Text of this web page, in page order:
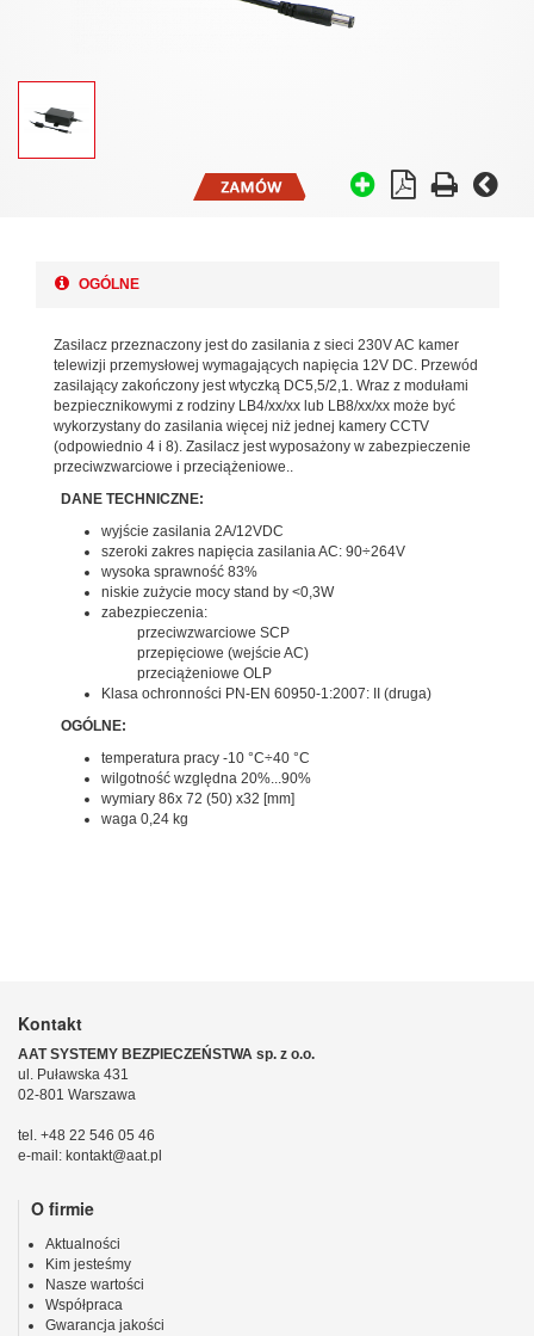
OGÓLNE
Zasilacz przeznaczony jest do zasilania z sieci 230V AC kamer
telewizji przemysłowej wymagających napięcia 12V DC. Przewód
zasilający zakończony jest wtyczką DC5,5/2,1. Wraz z modułami
bezpiecznikowymi z rodziny LB4/xx/xx lub LB8/xx/xx może być
wykorzystany do zasilania więcej niż jednej kamery CCTV
(odpowiednio 4 i 8). Zasilacz jest wyposażony w zabezpieczenie
przeciwzwarciowe i przeciążeniowe..
DANE TECHNICZNE:
wyjście zasilania 2A/12VDC
szeroki zakres napięcia zasilania AC: 90÷264V
wysoka sprawność 83%
niskie zużycie mocy stand by <0,3W
zabezpieczenia:
przeciwzwarciowe SCP
przepięciowe (wejście AC)
przeciążeniowe OLP
Klasa ochronności PN-EN 60950-1:2007: II (druga)
OGÓLNE:
temperatura pracy -10 °C÷40 °C
wilgotność względna 20%...90%
wymiary 86x 72 (50) x32 [mm]
waga 0,24 kg
Kontakt
AAT SYSTEMY BEZPIECZEŃSTWA sp. z o.o.
ul. Puławska 431
02-801 Warszawa
tel. +48 22 546 05 46
e-mail: kontakt@aat.pl
O firmie
Aktualności
Kim jesteśmy
Nasze wartości
Współpraca
Gwarancja jakości